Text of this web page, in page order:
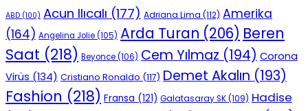
ABD (100) Acun Ilıcalı (177) Adriana Lima (112) Amerika
(164) Angelina Jolie(105) Arda Turan (206) Beren
Saat (218) Beyonce(106) Cem Yılmaz (194) Corona
Virüs (134) Cristiano Ronaldo (117) Demet Akalın (193)
Fashion (218) Fransa (121) Galatasaray SK(109) Hadise